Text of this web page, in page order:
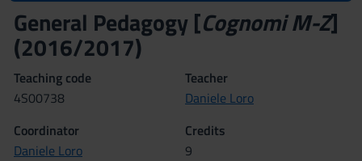
General Pedagogy [Cognomi M-Z]
(2016/2017)
Teaching code
4S00738
Teacher
Daniele Loro
Coordinator
Daniele Loro
Credits
9